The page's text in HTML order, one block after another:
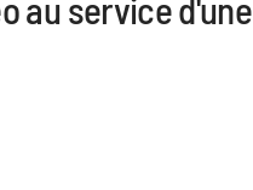
au service d'une